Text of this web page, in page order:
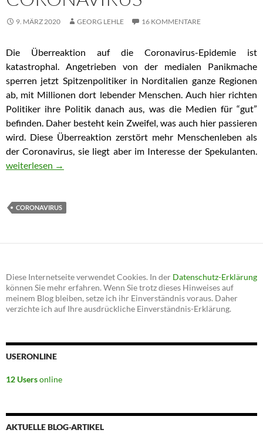
9. MÄRZ 2020 GEORG LEHLE 16 KOMMENTARE
Die Überreaktion auf die Coronavirus-Epidemie ist
katastrophal. Angetrieben von der medialen Panikmache
sperren jetzt Spitzenpolitiker in Norditalien ganze Regionen
ab, mit Millionen dort lebender Menschen. Auch hier richten
Politiker ihre Politik danach aus, was die Medien für “gut”
befinden. Daher besteht kein Zweifel, was auch hier passieren
wird. Diese Überreaktion zerstört mehr Menschenleben als
der Coronavirus, sie liegt aber im Interesse der Spekulanten.
Wirtschaftsdepression zerstört mehr Menschenleben als
weiterlesen →
CORONAVIRUS
Diese Internetseite verwendet Cookies. In der Datenschutz-Erklärung
können Sie mehr erfahren. Wenn Sie trotz dieses Hinweises auf
meinem Blog bleiben, setze ich ihr Einverständnis voraus. Daher
verzichte ich auf Ihre ausdrückliche Einverständnis-Erklärung.
USERONLINE
12 Usersonline
AKTUELLE BLOG-ARTIKEL